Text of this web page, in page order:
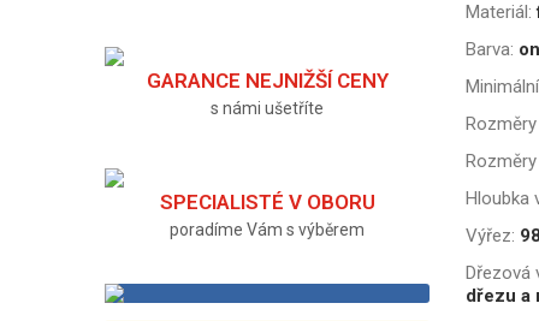
Materiál:
Barva:
Hloubka
Výřez:
Dřezová
dřezu a
GARANCE NEJNIŽŠÍ CENY
s námi ušetříte
SPECIALISTÉ V OBORU
poradíme Vám s výběrem